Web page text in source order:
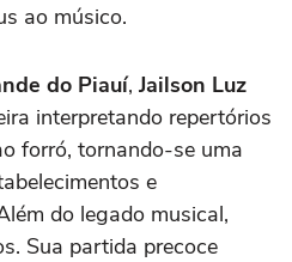
ao músico.
do Piauí, Jailson Luz
interpretando repertórios
forró, tornando-se uma
e
do legado musical,
Sua partida precoce